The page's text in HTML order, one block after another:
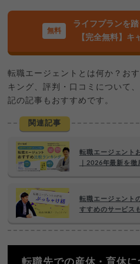
ライフプランを
【完全無料】キ
転職エージェントとは何か？お
キング、評判・口コミについて
記の記事もおすすめです。
関連記事
転職エージェント
｜2026年最新を徹
転職エージェント
すすめのサービス
転職先での産休・育休